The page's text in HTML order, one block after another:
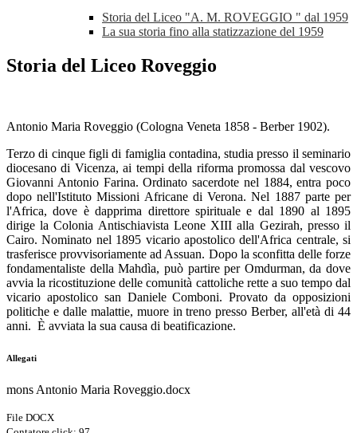
Storia del Liceo "A. M. ROVEGGIO " dal 1959
La sua storia fino alla statizzazione del 1959
Storia del Liceo Roveggio
Antonio Maria Roveggio (Cologna Veneta 1858 - Berber 1902).
Terzo di cinque figli di famiglia contadina, studia presso il seminario
diocesano di Vicenza, ai tempi della riforma promossa dal vescovo
Giovanni Antonio Farina. Ordinato sacerdote nel 1884, entra poco
dopo nell'Istituto Missioni Africane di Verona. Nel 1887 parte per
l'Africa, dove è dapprima direttore spirituale e dal 1890 al 1895
dirige la Colonia Antischiavista Leone XIII alla Gezirah, presso il
Cairo. Nominato nel 1895 vicario apostolico dell'Africa centrale, si
trasferisce provvisoriamente ad Assuan. Dopo la sconfitta delle forze
fondamentaliste della Mahdìa, può partire per Omdurman, da dove
avvia la ricostituzione delle comunità cattoliche rette a suo tempo dal
vicario apostolico san Daniele Comboni. Provato da opposizioni
politiche e dalle malattie, muore in treno presso Berber, all'età di 44
anni. È avviata la sua causa di beatificazione.
Allegati
mons Antonio Maria Roveggio.docx
File DOCX